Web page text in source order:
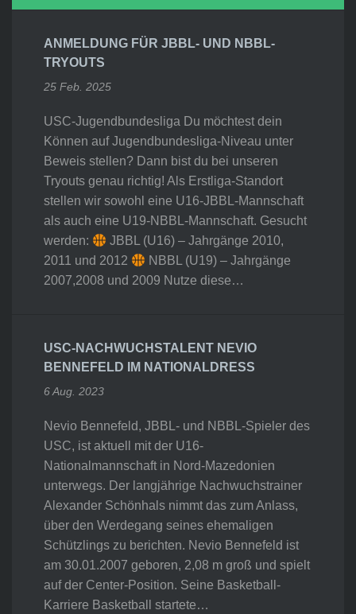
ANMELDUNG FÜR JBBL- UND NBBL-
TRYOUTS
25 Feb. 2025
USC-Jugendbundesliga Du möchtest dein
Können auf Jugendbundesliga-Niveau unter
Beweis stellen? Dann bist du bei unseren
Tryouts genau richtig! Als Erstliga-Standort
stellen wir sowohl eine U16-JBBL-Mannschaft
als auch eine U19-NBBL-Mannschaft. Gesucht
werden:
JBBL (U16) – Jahrgänge 2010,
2011 und 2012
NBBL (U19) – Jahrgänge
2007,2008 und 2009 Nutze diese…
USC-NACHWUCHSTALENT NEVIO
BENNEFELD IM NATIONALDRESS
6 Aug. 2023
Nevio Bennefeld, JBBL- und NBBL-Spieler des
USC, ist aktuell mit der U16-
Nationalmannschaft in Nord-Mazedonien
unterwegs. Der langjährige Nachwuchstrainer
Alexander Schönhals nimmt das zum Anlass,
über den Werdegang seines ehemaligen
Schützlings zu berichten. Nevio Bennefeld ist
am 30.01.2007 geboren, 2,08 m groß und spielt
auf der Center-Position. Seine Basketball-
Karriere Basketball startete…